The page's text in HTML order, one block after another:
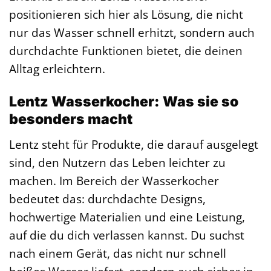
positionieren sich hier als Lösung, die nicht
nur das Wasser schnell erhitzt, sondern auch
durchdachte Funktionen bietet, die deinen
Alltag erleichtern.
Lentz Wasserkocher: Was sie so
besonders macht
Lentz steht für Produkte, die darauf ausgelegt
sind, den Nutzern das Leben leichter zu
machen. Im Bereich der Wasserkocher
bedeutet das: durchdachte Designs,
hochwertige Materialien und eine Leistung,
auf die du dich verlassen kannst. Du suchst
nach einem Gerät, das nicht nur schnell